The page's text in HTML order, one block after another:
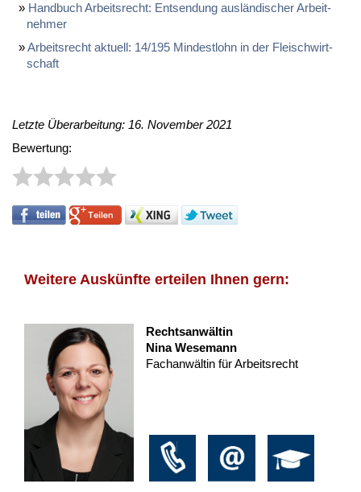
Hand­buch Ar­beits­recht: Ent­sen­dung aus­län­di­scher Ar­beit­
neh­mer
Ar­beits­recht ak­tu­ell: 14/195 Min­dest­lohn in der Fleisch­wirt­
schaft
Letzte Überarbeitung: 16. November 2021
Bewertung:
Weitere Auskünfte erteilen Ihnen gern:
Rechtsanwältin
Nina Wesemann
Fachanwältin für Arbeitsrecht